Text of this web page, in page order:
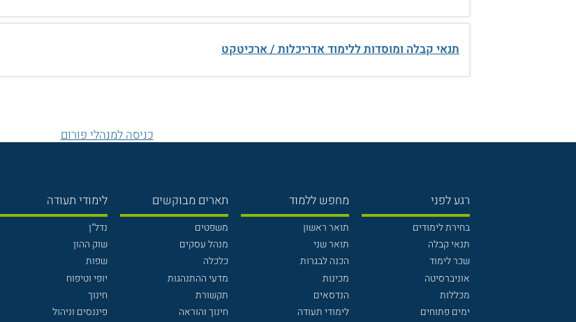
תנאי קבלה ומוסדות ללימוד אדריכלות / ארכיטקט
כניסה למנהלי פורום
רגע לפני
בחירת לימודים
תנאי קבלה
שכר לימוד
אוניברסיטה
מכללות
ימים פתוחים
מחפש ללמוד
תואר ראשון
תואר שני
הכנה לבגרות
מכינות
הנדסאים
לימודי תעודה
תארים מבוקשים
משפטים
מנהל עסקים
כלכלה
מדעי ההתנהגות
תקשורת
חינוך והוראה
לימודי תעודה
נדל"ן
שוק ההון
שפות
יופי וטיפוח
חינוך
פיננסים וניהול